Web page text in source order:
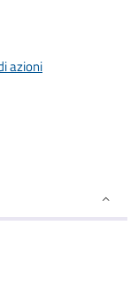
azioni